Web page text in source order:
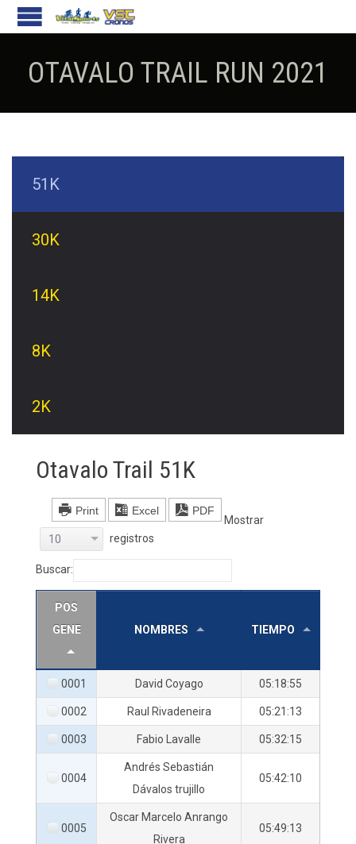
OTAVALO TRAIL RUN 2021
51K
30K
14K
8K
2K
Otavalo Trail 51K
Print Excel PDF
Mostrar
10
registros
Buscar:
POS
GENE
NOMBRES TIEMPO
0001 David Coyago 05:18:55
0002 Raul Rivadeneira 05:21:13
0003 Fabio Lavalle 05:32:15
0004
Andrés Sebastián
Dávalos trujillo
05:42:10
0005
Oscar Marcelo Anrango
Rivera
05:49:13